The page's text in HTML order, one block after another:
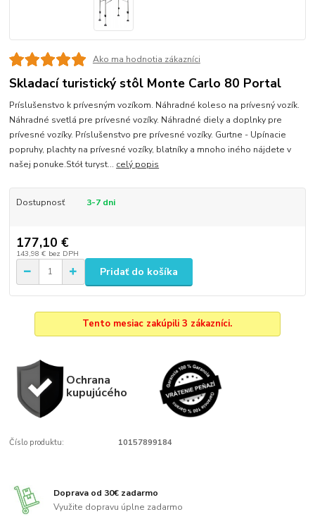
Ako ma hodnotia zákazníci
Skladací turistický stôl Monte Carlo 80 Portal
Príslušenstvo k prívesným vozíkom. Náhradné koleso na prívesný vozík.
Náhradné svetlá pre prívesné vozíky. Náhradné diely a doplnky pre
prívesné vozíky. Príslušenstvo pre prívesné vozíky. Gurtne - Upínacie
popruhy, plachty na prívesné vozíky, blatníky a mnoho iného nájdete v
našej ponuke.Stół turyst... celý popis
Dostupnosť 3-7 dni
177,10 €
143,98 € bez DPH
Pridať do košíka
Tento mesiac zakúpili 3 zákazníci.
Ochrana
kupujúcého
Číslo produktu: 10157899184
Doprava od 30€ zadarmo
Využite dopravu úplne zadarmo